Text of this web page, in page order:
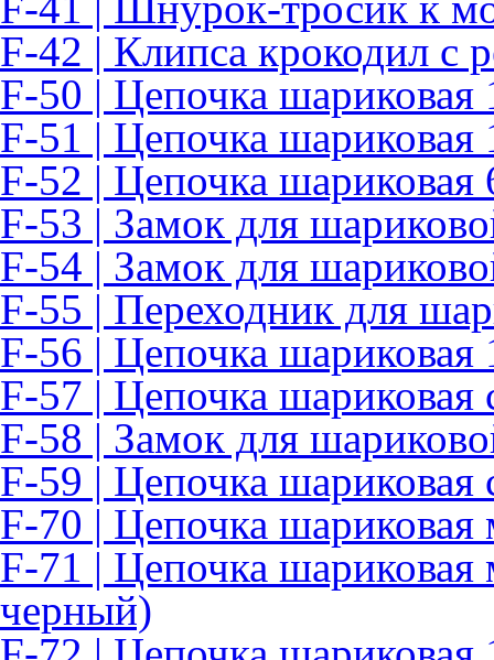
F-42 | Клипса крокодил с
F-50 | Цепочка шариковая
F-51 | Цепочка шариковая
F-52 | Цепочка шариковая
F-53 | Замок для
F-54 | Замок для
F-55 | Переходник для
F-56 | Цепочка
F-57 | Цепочка шариковая
F-58 | Замок для
F-59 | Цепочка шариковая
F-70 | Цепочка
F-71 | Цепочка
черный)